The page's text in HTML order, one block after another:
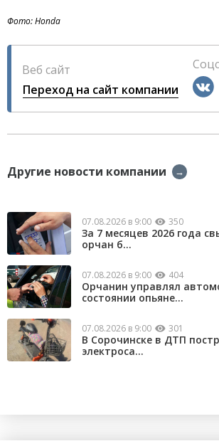
Фото: Honda
Веб сайт
Переход на сайт компании
Другие новости компании →
07.08.2026 в 9:00 350
За 7 месяцев 2026 года
орчан б...
07.08.2026 в 9:00 404
Орчанин управлял
состоянии опьяне...
07.08.2026 в 9:00 301
В Сорочинске в ДТП
электроса...